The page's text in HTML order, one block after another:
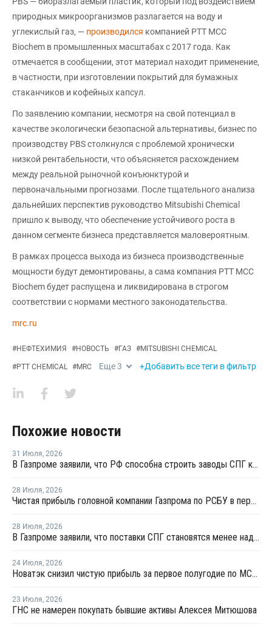
природных микроорганизмов разлагается на воду и
углекислый газ, — производился компанией PTT MCC
Biochem в промышленных масштабах с 2017 года. Как
отмечается в сообщении, этот материал находит применение,
в частности, при изготовлении покрытий для бумажных
стаканчиков и кофейных капсул.
По заявлению компании, несмотря на свой потенциал в
качестве экологически безопасной альтернативы, бизнес по
производству PBS столкнулся с проблемой хронически
низкой рентабельности, что объясняется расхождением
между реальной рыночной конъюнктурой и
первоначальными прогнозами. После тщательного анализа
дальнейших перспектив руководство Mitsubishi Chemical
пришло к выводу, что обеспечение устойчивого роста в
данном сегменте бизнеса представляется маловероятным.
В рамках процесса выхода из бизнеса производственные
мощности будут демонтированы, а сама компания PTT MCC
Biochem будет распущена и ликвидирована в строгом
соответствии с нормами местного законодательства.
mrc.ru
#НЕФТЕХИМИЯ #НОВОСТЬ #ГАЗ #MITSUBISHI CHEMICAL
#PTT CHEMICAL #MRC Еще3 +Добавить все теги в фильтр
Похожие новости
31 Июля, 2026
В Газпроме заявили, что РФ способна строить заводы СПГ как у себя, так и за рубежом
28 Июля, 2026
Чистая прибыль головной компании Газпрома по РСБУ в первом полугодии составила 78 млрд рублей
28 Июля, 2026
В Газпроме заявили, что поставки СПГ становятся менее надежным способом газоснабжения
24 Июля, 2026
Новатэк снизил чистую прибыль за первое полугодие по МСФО на 3,1%
23 Июля, 2026
ГНС не намерен покупать бывшие активы Алексея Митюшова